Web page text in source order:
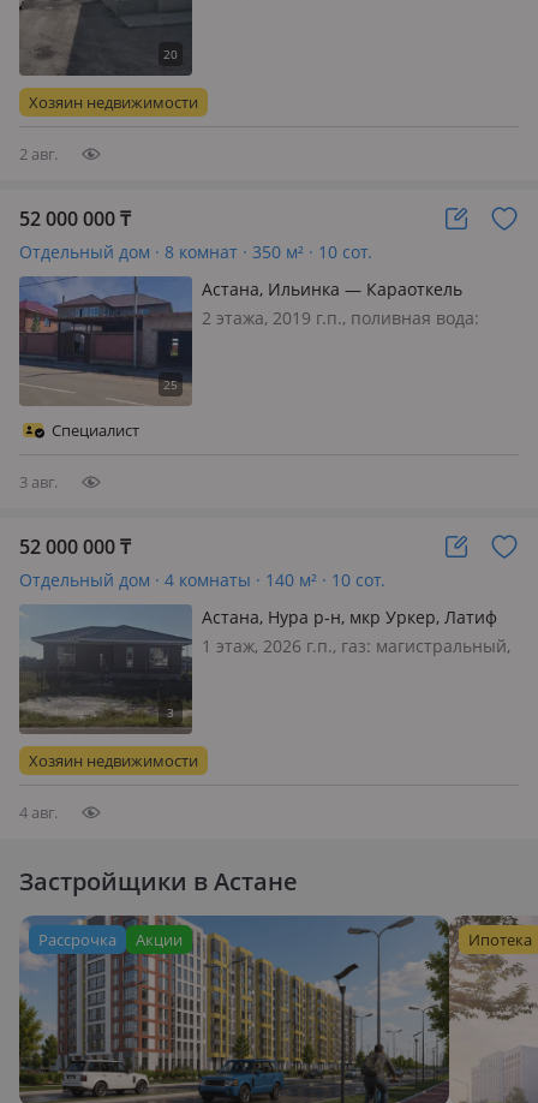
Хозяин недвижимости
2 авг.
52 000 000₸
Отдельный дом · 8 комнат · 350 м² · 10 сот.
Астана, Ильинка — Караоткель
2 этажа, 2019 г.п., поливная вода:
Специалист
3 авг.
52 000 000₸
Отдельный дом · 4 комнаты · 140 м² · 10 сот.
Астана, Нура р-н, мкр Уркер, Латиф
хамиди 13
1 этаж, 2026 г.п., газ: магистральный,
Хозяин недвижимости
4 авг.
Застройщики в Астане
Рассрочка Акции Ипотека